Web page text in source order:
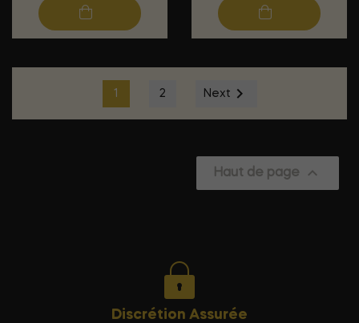
1 2 Next
Haut de page 
Discrétion Assurée